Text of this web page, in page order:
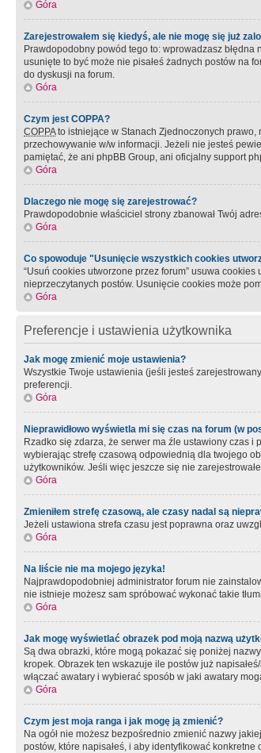
Góra
Zarejestrowałem się kiedyś, ale nie mogę się już
Prawdopodobny powód tego to: wprowadzasz błędna
usunięte to być może nie pisałeś żadnych postów na
do dyskusji na forum.
Góra
Czym jest COPPA?
COPPAto istniejące w Stanach Zjednoczonych
przechowywanie w/w informacji. Jeżeli nie jesteś
pamiętać, że ani phpBB Group, ani oficjalny support
Góra
Dlaczego nie mogę się zarejestrować?
Prawdopodobnie właściciel strony zbanował Twój
Góra
Co spowoduje "Usunięcie wszystkich cookies
“Usuń cookies utworzone przez forum” usuwa
nieprzeczytanych postów. Usunięcie cookies może
Góra
Preferencje i ustawienia użytkownika
Jak mogę zmienić moje ustawienia?
Wszystkie Twoje ustawienia (jeśli jesteś
preferencji.
Góra
Nieprawidłowo wyświetla mi się czas na forum (w
Rzadko się zdarza, że serwer ma źle ustawiony czas
wybierając strefę czasową odpowiednią dla twojego
użytkowników. Jeśli więc jeszcze się nie
Góra
Zmieniłem strefę czasową, ale czasy nadal są
Jeżeli ustawiona strefa czasu jest poprawna oraz
Góra
Na liście nie ma mojego języka!
Najprawdopodobniej administrator forum nie
nie istnieje możesz sam spróbować wykonać takie
Góra
Jak mogę wyświetlać obrazek pod moją nazwą
Są dwa obrazki, które mogą pokazać się poniżej
kropek. Obrazek ten wskazuje ile postów już
włączać awatary i wybierać sposób w jaki awatary
Góra
Czym jest moja ranga i jak mogę ją zmienić?
Na ogół nie możesz bezpośrednio zmienić nazwy
postów, które napisałeś, i aby identyfikować